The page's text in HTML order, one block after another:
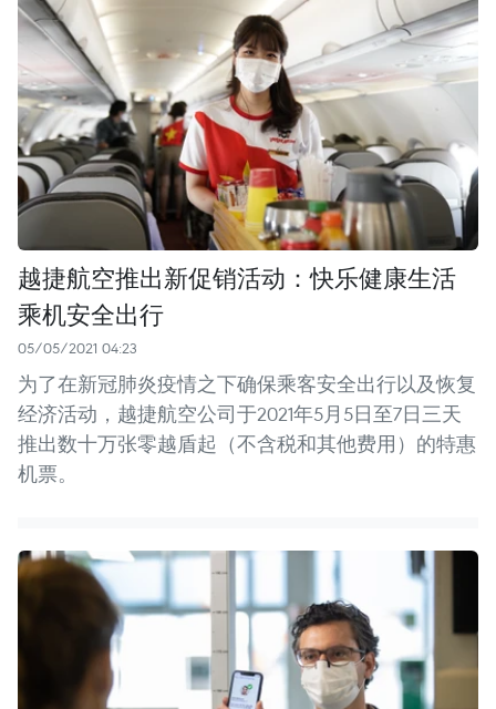
越捷航空推出新促销活动：快乐健康生活
乘机安全出行
05/05/2021 04:23
为了在新冠肺炎疫情之下确保乘客安全出行以及恢复
经济活动，越捷航空公司于2021年5月5日至7日三天
推出数十万张零越盾起（不含税和其他费用）的特惠
机票。